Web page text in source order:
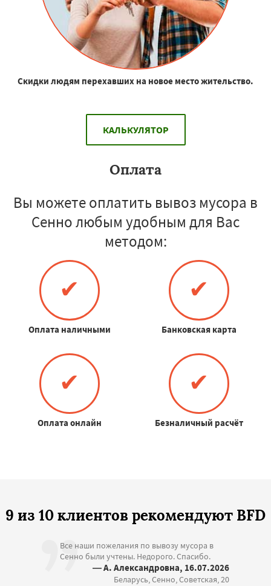
Скидки людям перехавших на новое место жительство.
КАЛЬКУЛЯТОР
Оплата
Вы можете оплатить вывоз мусора в
Сенно любым удобным для Вас
методом:
✔
Оплата наличными
✔
Банковская карта
✔
Оплата онлайн
✔
Безналичный расчёт
9 из 10 клиентов рекомендуют BFD
Все наши пожелания по вывозу мусора в
Сенно были учтены. Недорого. Спасибо.
— А. Александровна, 16.07.2026
Беларусь, Сенно, Советская, 20